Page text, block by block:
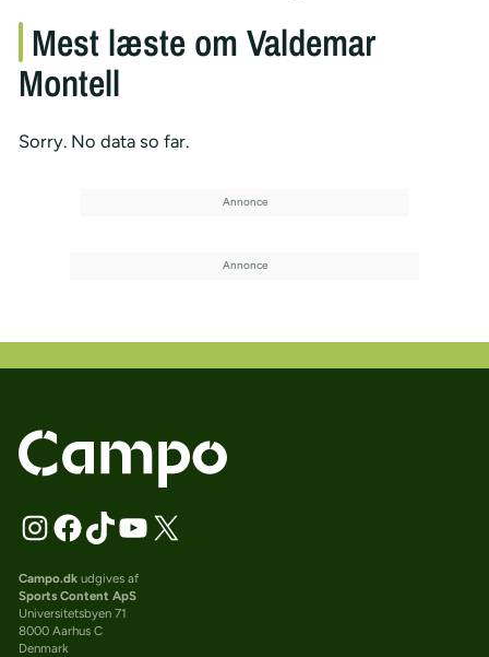
Mest læste om Valdemar
Montell
Sorry. No data so far.
Campo.dkudgives af
Sports Content ApS
Universitetsbyen 71
8000 Aarhus C
Denmark